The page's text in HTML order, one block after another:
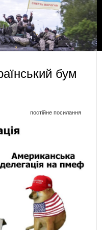
бум
постійне посилання